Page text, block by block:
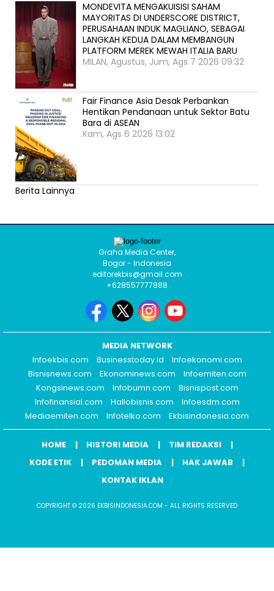
MONDEVITA MENGAKUISISI SAHAM
MAYORITAS DI UNDERSCORE DISTRICT,
PERUSAHAAN INDUK MAGLIANO, SEBAGAI
LANGKAH KEDUA DALAM MEMBANGUN
PLATFORM MEREK MEWAH ITALIA BARU
MILAN, Agustus, Jum, Ags 7 2026 09:32
Fair Finance Asia Desak Perbankan
Hentikan Pendanaan untuk Sektor Batu
Bara di ASEAN
Kam, Ags 6 2026 13:02
Berita Lainnya
Graha Media Center,
Bogor - Indonesia
editorekbis@gmail.com
+628557777888
MEDIA NETWORK
Infoekbis.com
Businesstoday.id
Infoekonomi.com
Bisnisnews.com
Ekonominews.com
Infoemiten.com
Kongsinews.com
Infobumn.com
Bisnispost.com
Infofinansial.com
Hallobisnis.com
Infoesdm.com
Mediaemiten.com
Infotelko.com Ekbisindonesia.com
HOME HISTORI MEDIA
TIM REDAKSI
KODE ETIK
PEDOMAN MEDIA
HAK JAWAB
KONTAK IKLAN
COPYRIGHT © 2026 EKBISINDONESIA.COM - ALL RIGHTS RESERVED